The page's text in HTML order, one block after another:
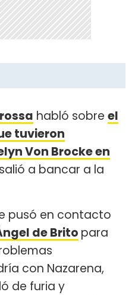
habló sobre el
tuvieron
Von Brocke en
a bancar a la
pusó en contacto
de Brito para
con Nazarena,
de furia y